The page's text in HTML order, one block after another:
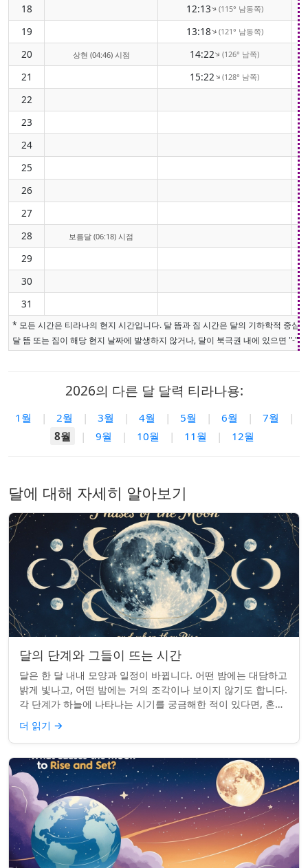
18 12:13↑(115° 남동쪽)
19 13:18↑(121° 남동쪽)
20 상현 (04:46) 시점 14:22↑(126° 남쪽)
21 15:22↑(128° 남쪽)
22
23
24
25
26
27
28
보름달 (06:18) 시점
29
30
31
* 모든 시간은 티라나의 현지 시간입니다. 달 뜸과 짐 시간은 달의 기하학적 중심
달 뜸 또는 짐이 해당 현지 날짜에 발생하지 않거나, 달이 북극권 내에 있으면 "-"
2026의 다른 달 달력 티라나용:
1월 | 2월 | 3월 | 4월 | 5월 | 6월 | 7월
|
8월
| 9월 | 10월 | 11월 | 12월
달에 대해 자세히 알아보기
달의 단계와 그들이 뜨는 시간
달은 한 달 내내 모양과 일정이 바뀝니다. 어떤 밤에는 대담하고
밝게 빛나고, 어떤 밤에는 거의 조각이나 보이지 않기도 합니다.
각 단계가 하늘에 나타나는 시기를 궁금해한 적이 있다면, 혼자
가 아닙니다. 사실 그 타...
더 읽기 →